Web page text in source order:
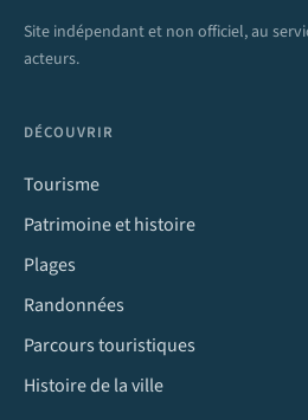
Site indépendant et non officiel, au
acteurs.
DÉCOUVRIR
Tourisme
Patrimoine et histoire
Plages
Randonnées
Parcours touristiques
Histoire de la ville